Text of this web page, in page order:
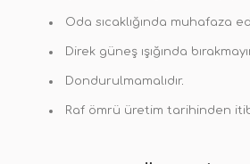
Oda sıcaklığında muhafaza
Direk güneş ışığında
Dondurulmamalıdır.
Raf ömrü üretim tarihinden